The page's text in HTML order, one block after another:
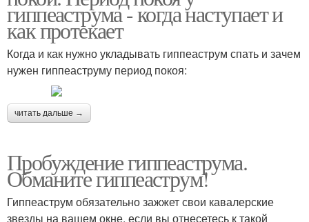
гиппеаструма - когда наступает и
как протекает
Когда и как нужно укладывать гиппеаструм спать и зачем
нужен гиппеаструму период покоя:
читать дальше →
Пробуждение гиппеаструма.
Обманите гиппеаструм!
Гиппеаструм обязательно зажжет свои кавалерские
звезды на вашем окне, если вы отнесетесь к такой